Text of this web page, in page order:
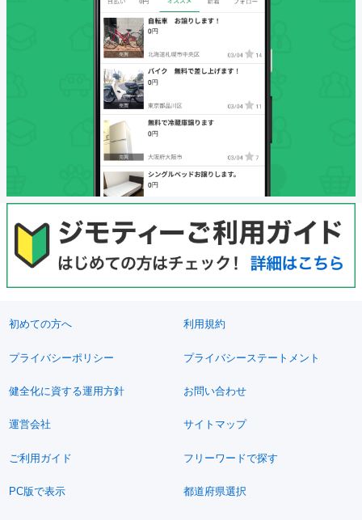
初めての方へ 利用規約
プライバシーポリシー プライバシーステートメント
健全化に資する運用方針 お問い合わせ
運営会社 サイトマップ
ご利用ガイド フリーワードで探す
PC版で表示 都道府県選択